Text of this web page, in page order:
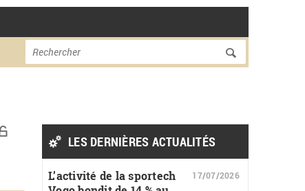
Formulaire de
Rechercher
LES DERNIÈRES ACTUALITÉS
L’activité de la sportech
17/07/2026